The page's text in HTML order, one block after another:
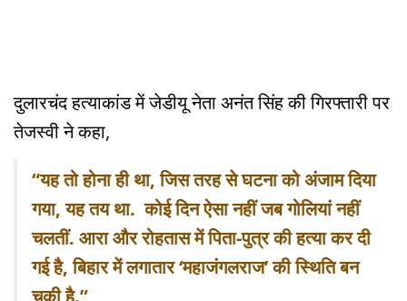
दुलारचंद हत्याकांड में जेडीयू नेता अनंत सिंह की गिरफ्तारी पर
तेजस्वी ने कहा,
“यह तो होना ही था, जिस तरह से घटना को अंजाम दिया
गया, यह तय था. कोई दिन ऐसा नहीं जब गोलियां नहीं
चलतीं. आरा और रोहतास में पिता-पुत्र की हत्या कर दी
गई है, बिहार में लगातार ‘महाजंगलराज’ की स्थिति बन